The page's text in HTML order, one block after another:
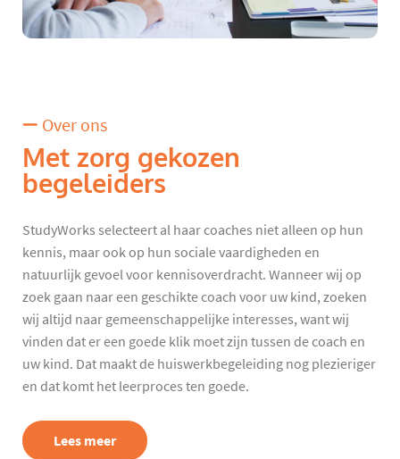
Over ons
Met zorg gekozen
begeleiders
StudyWorks selecteert al haar coaches niet alleen op hun
kennis, maar ook op hun sociale vaardigheden en
natuurlijk gevoel voor kennisoverdracht. Wanneer wij op
zoek gaan naar een geschikte coach voor uw kind, zoeken
wij altijd naar gemeenschappelijke interesses, want wij
vinden dat er een goede klik moet zijn tussen de coach en
uw kind. Dat maakt de huiswerkbegeleiding nog plezieriger
en dat komt het leerproces ten goede.
Lees meer